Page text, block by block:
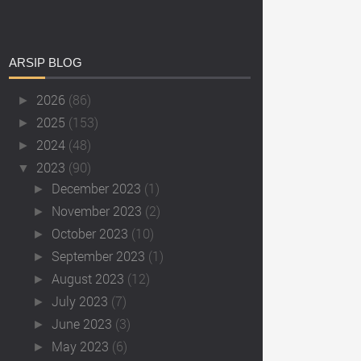
ARSIP BLOG
► 2026 (86)
► 2025 (153)
► 2024 (48)
▼ 2023 (90)
► December 2023 (1)
► November 2023 (2)
► October 2023 (10)
► September 2023 (1)
► August 2023 (12)
►July 2023 (7)
►June 2023 (3)
► May 2023 (6)